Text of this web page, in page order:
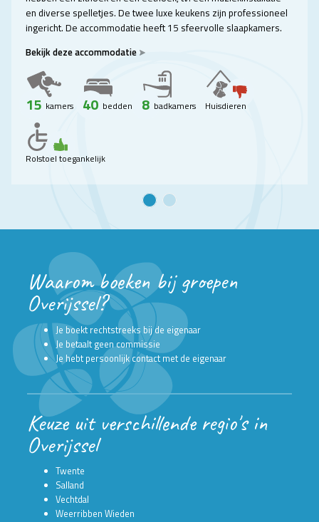
en diverse spelletjes. De twee luxe keukens zijn professioneel
ingericht. De accommodatie heeft 15 sfeervolle slaapkamers.
Bekijk deze accommodatie
15 kamers 40 bedden 8 badkamers Huisdieren
Rolstoel toegankelijk
Waarom boeken bij groepen
Overijssel?
Je boekt rechtstreeks bij de eigenaar
Je betaalt geen commissie
Je hebt persoonlijk contact met de eigenaar
Keuze uit verschillende regio's in
Overijssel
Twente
Salland
Vechtdal
Weerribben Wieden